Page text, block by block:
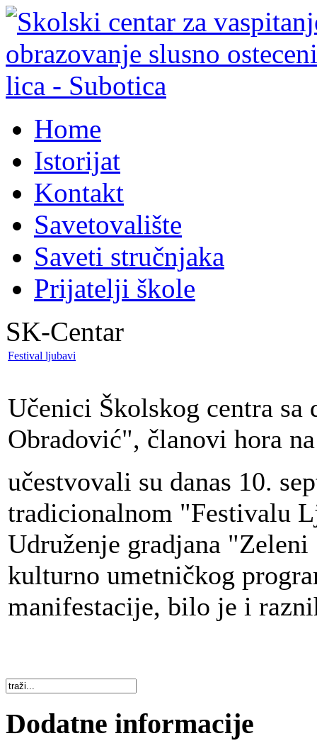
Home
Istorijat
Kontakt
Savetovalište
Saveti stručnjaka
Prijatelji škole
SK-Centar
Festival ljubavi
Učenici Školskog centra
Obradović", članovi hora
učestvovali su danas 10.
tradicionalnom "Festivalu
Udruženje gradjana
kulturno umetničkog
manifestacije, bilo je i
Dodatne informacije